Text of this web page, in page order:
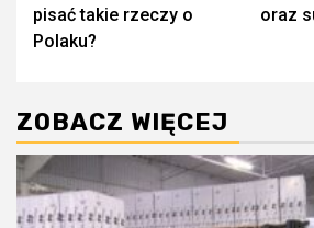
pisać takie rzeczy o
Polaku?
oraz
ZOBACZ WIĘCEJ